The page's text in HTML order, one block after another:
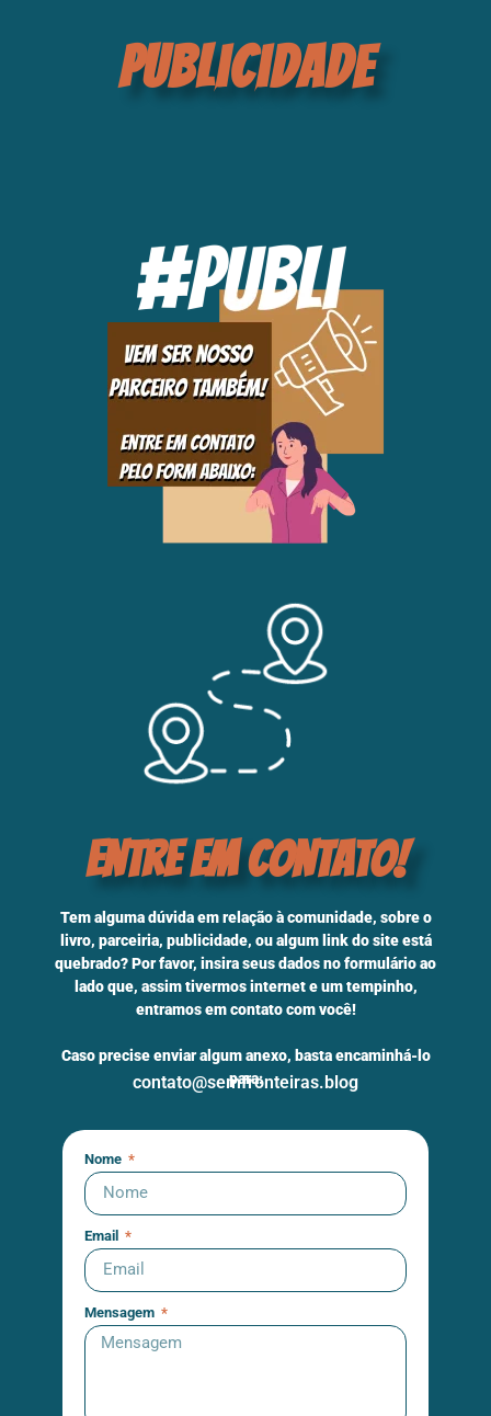
publicidade
Entre em Contato!
Tem alguma dúvida em relação à comunidade, sobre o
livro, parceiria, publicidade, ou algum link do site está
quebrado? Por favor, insira seus dados no formulário ao
lado que, assim tivermos internet e um tempinho,
entramos em contato com você!
Caso precise enviar algum anexo, basta encaminhá-lo
para:
contato@semfronteiras.blog
Nome
Email
Mensagem